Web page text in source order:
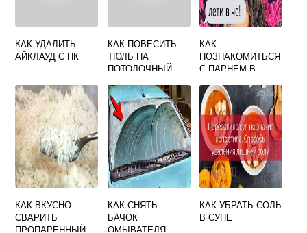
КАК УДАЛИТЬ
АЙКЛАУД С ПК
КАК ПОВЕСИТЬ
ТЮЛЬ НА
ПОТОЛОЧНЫЙ
КАК
ПОЗНАКОМИТЬСЯ
С ПАРНЕМ В
КАК ВКУСНО
СВАРИТЬ
ПРОПАРЕННЫЙ
КАК СНЯТЬ
БАЧОК
ОМЫВАТЕЛЯ
КАК УБРАТЬ СОЛЬ
В СУПЕ